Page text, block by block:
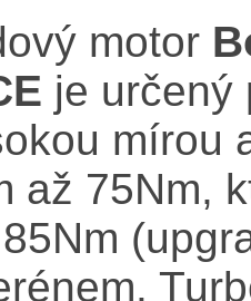
motor
je určený
mírou
až 75Nm,